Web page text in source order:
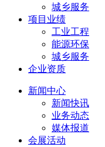
城乡服务
项目业绩
工业工程
能源环保
城乡服务
企业资质
新闻中心
新闻快讯
业务动态
媒体报道
会展活动